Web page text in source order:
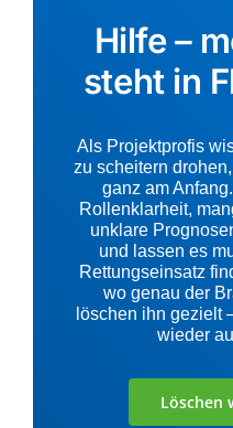
Hilfe –
steht in
Als Projektprofis
zu scheitern
ganz am
Rollenklarheit,
unklare
und lassen es
Rettungseinsatz
wo genau der
löschen ihn gezielt
wieder
Löschen